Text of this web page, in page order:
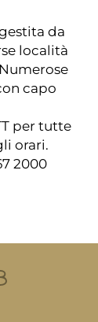
da
località
capo
per tutte
orari.
2000